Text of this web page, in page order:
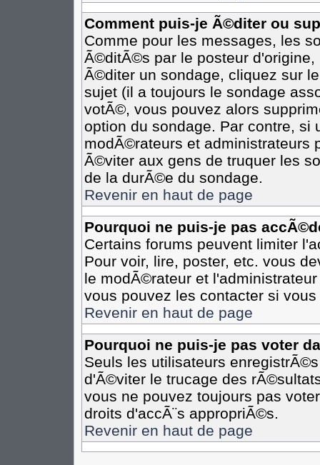
Comment puis-je Ã©diter ou
Comme pour les messages, les
Ã©ditÃ©s par le posteur
Ã©diter un sondage, cliquez sur
sujet (il a toujours le sondage
votÃ©, vous pouvez alors
option du sondage. Par contre,
modÃ©rateurs et administrateurs
Ã©viter aux gens de truquer les
de la durÃ©e du sondage.
Revenir en haut de page
Pourquoi ne puis-je pas
Certains forums peuvent limiter
Pour voir, lire, poster, etc. vous
le modÃ©rateur et
vous pouvez les contacter si
Revenir en haut de page
Pourquoi ne puis-je pas voter
Seuls les utilisateurs
d'Ã©viter le trucage des
vous ne pouvez toujours pas
droits d'accÃ¨s appropriÃ©s.
Revenir en haut de page